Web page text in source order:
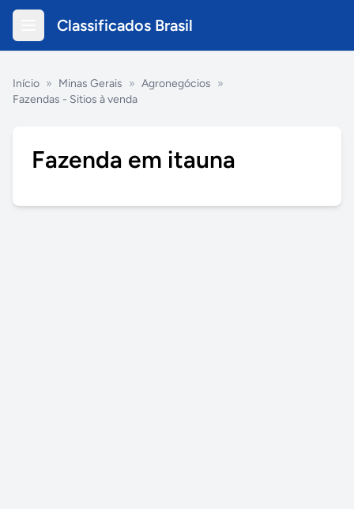
Classificados Brasil
Início » Minas Gerais » Agronegócios »
Fazendas - Sitios à venda
Fazenda em itauna